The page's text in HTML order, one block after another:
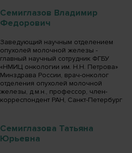
Семиглазов Владимир
Федорович
Заведующий научным отделением
опухолей молочной железы -
главный научный сотрудник ФГБУ
«НМИЦ онкологии им. Н.Н. Петрова»
Минздрава России, врач-онколог
отделения опухолей молочной
железы, д.м.н., профессор, член-
корреспондент РАН, Санкт-Петербург
Семиглазова Татьяна
Юрьевна